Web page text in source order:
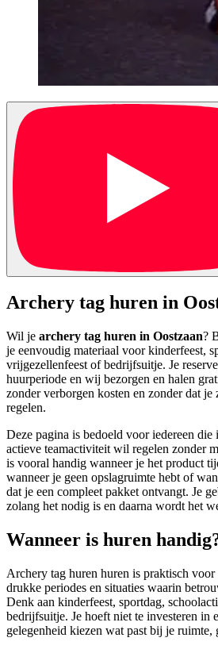
Archery tag huren in
Wil je archery tag huren in Oostzaan?
je eenvoudig materiaal voor kinderfeest,
vrijgezellenfeest of bedrijfsuitje. Je
huurperiode en wij bezorgen en halen
zonder verborgen kosten en zonder dat je
regelen.
Deze pagina is bedoeld voor iedereen die
actieve teamactiviteit wil regelen zonder
is vooral handig wanneer je het product
wanneer je geen opslagruimte hebt of
dat je een compleet pakket ontvangt. Je
zolang het nodig is en daarna wordt het
Wanneer is huren
Archery tag huren huren is praktisch voor
drukke periodes en situaties waarin
Denk aan kinderfeest, sportdag,
bedrijfsuitje. Je hoeft niet te investeren in
gelegenheid kiezen wat past bij je ruimte,